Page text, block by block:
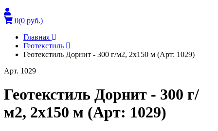
0(0 руб.)
Главная
Геотекстиль
Геотекстиль Дорнит - 300 г/м2, 2x150 м (Арт: 1029)
Арт. 1029
Геотекстиль Дорнит - 300 г/
м2, 2x150 м (Арт: 1029)